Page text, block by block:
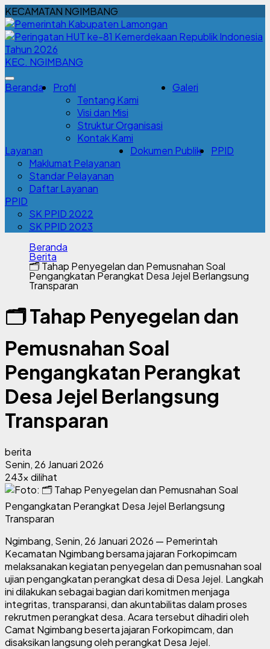
KECAMATAN NGIMBANG
KEC. NGIMBANG
Beranda
Profil
Tentang Kami
Visi dan Misi
Struktur Organisasi
Kontak Kami
Galeri
Layanan
Maklumat Pelayanan
Standar Pelayanan
Daftar Layanan
Dokumen Publik PPID
PPID
SK PPID 2022
SK PPID 2023
Beranda
Berita
🗂️ Tahap Penyegelan dan Pemusnahan Soal
Pengangkatan Perangkat Desa Jejel Berlangsung
Transparan
🗂️ Tahap Penyegelan dan
Pemusnahan Soal
Pengangkatan Perangkat
Desa Jejel Berlangsung
Transparan
berita
Senin, 26 Januari 2026
243x dilihat
Ngimbang, Senin, 26 Januari 2026 — Pemerintah
Kecamatan Ngimbang bersama jajaran Forkopimcam
melaksanakan kegiatan penyegelan dan pemusnahan soal
ujian pengangkatan perangkat desa di Desa Jejel. Langkah
ini dilakukan sebagai bagian dari komitmen menjaga
integritas, transparansi, dan akuntabilitas dalam proses
rekrutmen perangkat desa. Acara tersebut dihadiri oleh
Camat Ngimbang beserta jajaran Forkopimcam, dan
disaksikan langsung oleh perangkat Desa Jejel.